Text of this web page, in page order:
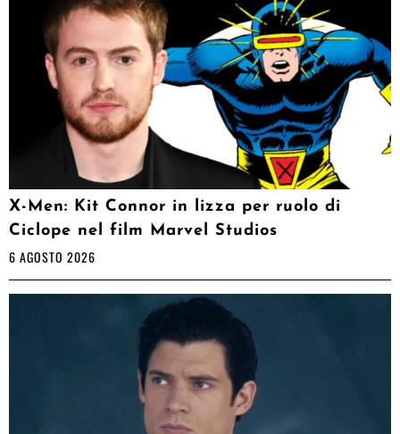
X-Men: Kit Connor in lizza per ruolo di
Ciclope nel film Marvel Studios
6 AGOSTO 2026